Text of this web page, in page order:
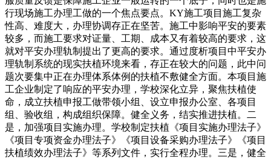
行现场施工办理工做的一个焦点要点。KY施工项目施工复杂
性高、难度大，办理协调存正在坚苦。施工中影响平安的要素
较多，而施工要求对证量、工期、成本又有着较高的要求，这
就对平安办理轨制提出了更高的要求。通过度析项目中平安办
理轨制系统的现实扶植环境来看，存正在较大的问题，此中问
题次要集中正在办理体系体例的扶植不敷健全方面。本项目施
工企业制定了响应的平安办理，学校深化立异，聚焦扶植使
命，成立扶植申报工做带领小组、设立申报办公室、各项目
组、验收组，构成组织保障。健全义务，结实推进扶植。二
是，加强项目实施办理。学校制定扶植《项目实施办理法子》
《项目专项资金办理法子》《项目设备采购办理法子》《项目
扶植绩效办理法子》等系列文件，实行全程办理。三是，健全